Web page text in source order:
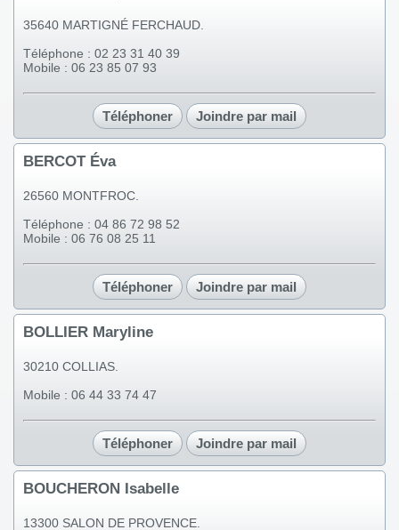
35640 MARTIGNÉ FERCHAUD.
Téléphone : 02 23 31 40 39
Mobile : 06 23 85 07 93
Téléphoner Joindre par mail
BERCOT Éva
26560 MONTFROC.
Téléphone : 04 86 72 98 52
Mobile : 06 76 08 25 11
Téléphoner Joindre par mail
BOLLIER Maryline
30210 COLLIAS.
Mobile : 06 44 33 74 47
Téléphoner Joindre par mail
BOUCHERON Isabelle
13300 SALON DE PROVENCE.